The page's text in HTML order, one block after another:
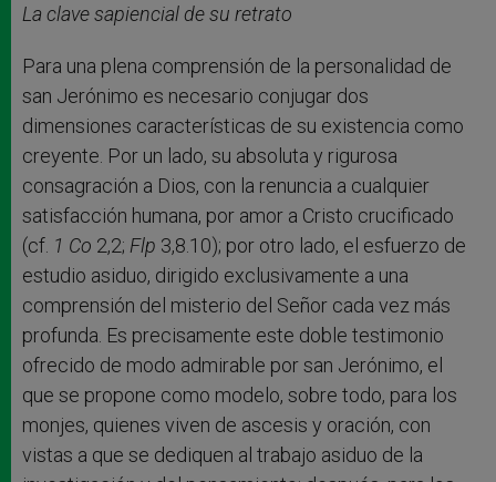
La clave sapiencial de su retrato
Para una plena comprensión de la personalidad de
san Jerónimo es necesario conjugar dos
dimensiones características de su existencia como
creyente. Por un lado, su absoluta y rigurosa
consagración a Dios, con la renuncia a cualquier
satisfacción humana, por amor a Cristo crucificado
(cf. 1 Co 2,2; Flp 3,8.10); por otro lado, el esfuerzo de
estudio asiduo, dirigido exclusivamente a una
comprensión del misterio del Señor cada vez más
profunda. Es precisamente este doble testimonio
ofrecido de modo admirable por san Jerónimo, el
que se propone como modelo, sobre todo, para los
monjes, quienes viven de ascesis y oración, con
vistas a que se dediquen al trabajo asiduo de la